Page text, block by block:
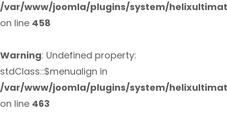
/var/www/joomla/plugins/system/
on line 458
Warning: Undefined property:
stdClass::$menualign in
/var/www/joomla/plugins/system/
on line 463